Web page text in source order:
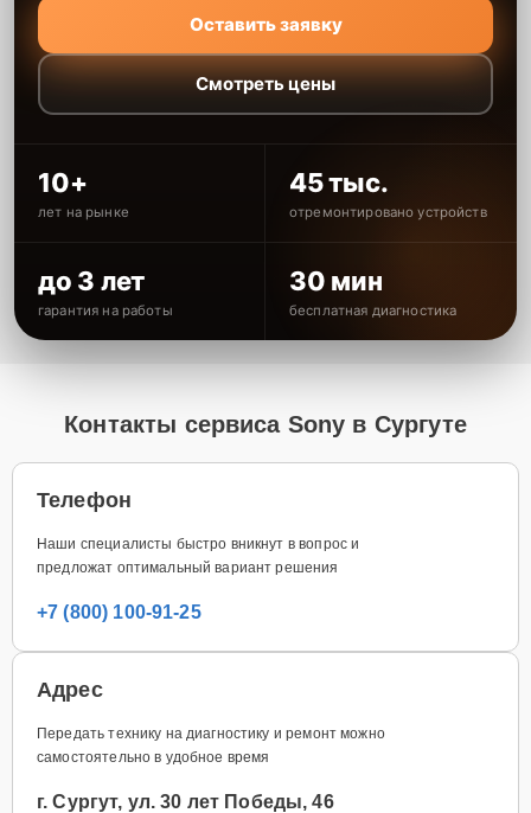
Оставить заявку
Смотреть цены
10+
лет на рынке
45 тыс.
отремонтировано устройств
до 3 лет
гарантия на работы
30 мин
бесплатная диагностика
Контакты сервиса Sony в Сургуте
Телефон
Наши специалисты быстро вникнут в вопрос и
предложат оптимальный вариант решения
+7 (800) 100-91-25
Адрес
Передать технику на диагностику и ремонт можно
самостоятельно в удобное время
г. Сургут, ул. 30 лет Победы, 46